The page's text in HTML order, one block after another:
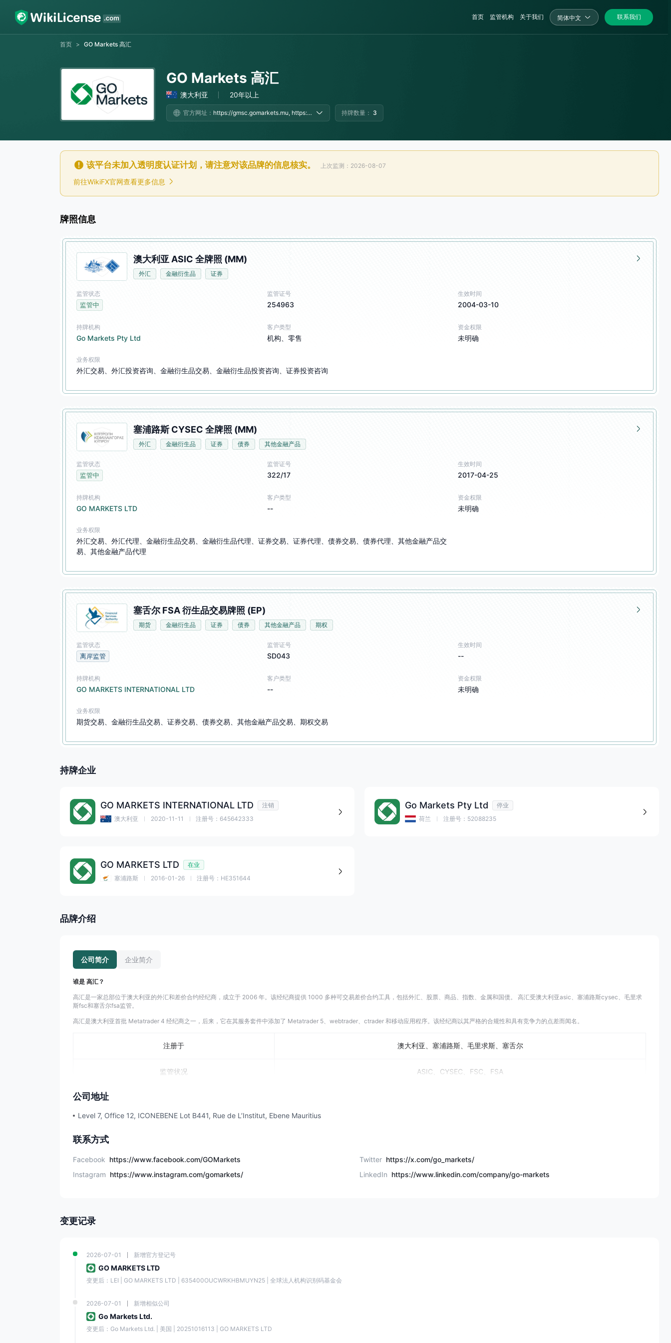
首页 监管机构 关于我们 简体中文 联系我们
首页 > GO Markets 高汇
GO Markets 高汇
澳大利亚 20年以上
官方网址： https://gmsc.gomarkets.mu, https://www.gomarkets.com/zh/ 持牌数量： 3
该平台未加入透明度认证计划，请注意对该品牌的信息核实。 上次监测：2026-08-07
前往WikiFX官网查看更多信息
牌照信息
澳大利亚 ASIC 全牌照 (MM)
外汇 金融衍生品 证券
监管状态
监管中
监管证号
254963
生效时间
2004-03-10
持牌机构
Go Markets Pty Ltd
客户类型
机构、零售
资金权限
未明确
业务权限
外汇交易、外汇投资咨询、金融衍生品交易、金融衍生品投资咨询、证券投资咨询
塞浦路斯 CYSEC 全牌照 (MM)
外汇 金融衍生品 证券 债券 其他金融产品
监管状态
监管中
监管证号
322/17
生效时间
2017-04-25
持牌机构
GO MARKETS LTD
客户类型
--
资金权限
未明确
业务权限
外汇交易、外汇代理、金融衍生品交易、金融衍生品代理、证券交易、证券代理、债券交易、债券代理、其他金融产品交
易、其他金融产品代理
塞舌尔 FSA 衍生品交易牌照 (EP)
期货 金融衍生品 证券 债券 其他金融产品 期权
监管状态
离岸监管
监管证号
SD043
生效时间
--
持牌机构
GO MARKETS INTERNATIONAL LTD
客户类型
--
资金权限
未明确
业务权限
期货交易、金融衍生品交易、证券交易、债券交易、其他金融产品交易、期权交易
持牌企业
GO MARKETS INTERNATIONAL LTD
注销
澳大利亚
2020-11-11 注册号：645642333
Go Markets Pty Ltd
停业
荷兰
注册号：52088235
GO MARKETS LTD
在业
塞浦路斯
2016-01-26 注册号：HE351644
品牌介绍
公司简介 企业简介
谁是 高汇？
高汇是一家总部位于澳大利亚的外汇和差价合约经纪商，成立于 2006 年。该经纪商提供 1000 多种可交易差价合约工具，包括外汇、股票、商品、指数、金属和国债。 高汇受澳大利亚asic、塞浦路斯cysec、毛里求
斯fsc和塞舌尔fsa监管。
高汇是澳大利亚首批 Metatrader 4 经纪商之一，后来，它在其服务套件中添加了 Metatrader 5、webtrader、ctrader 和移动应用程序。该经纪商以其严格的合规性和具有竞争力的点差而闻名。
注册于 澳大利亚、塞浦路斯、毛里求斯、塞舌尔
监管状况 ASIC、CYSEC、FSC、FSA
最低初始存款 0 美元
的优点和缺点 高汇
高汇拥有业内公认组织的多项法规，这为客户提供了更高的可信度和安全性。
公司地址
Level 7, Office 12, ICONEBENE Lot B441, Rue de L’Institut, Ebene Mauritius
联系方式
Facebook https://www.facebook.com/GOMarkets Twitter https://x.com/go_markets/
Instagram https://www.instagram.com/gomarkets/ LinkedIn https://www.linkedin.com/company/go-markets
变更记录
2026-07-01 新增官方登记号
GO MARKETS LTD
变更后：LEI | GO MARKETS LTD | 635400OUCWRKHBMUYN25 | 全球法人机构识别码基金会
2026-07-01 新增相似公司
Go Markets Ltd.
变更后：Go Markets Ltd. | 美国 | 20251016113 | GO MARKETS LTD